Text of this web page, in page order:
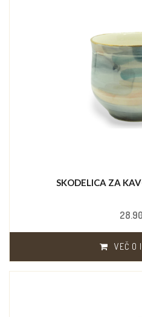
SKODELICA ZA
VEČ O